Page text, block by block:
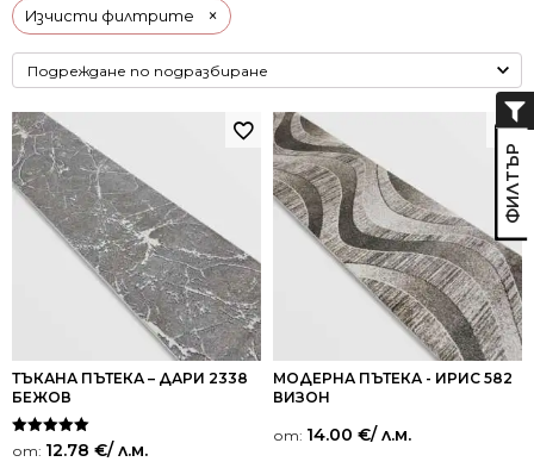
Изчисти филтрите ×
ТЪКАНА ПЪТЕКА – ДАРИ 2338
БЕЖОВ
Оценено на
5.00
от: 12.78 €/ л.м.
МОДЕРНА ПЪТЕКА - ИРИС 582
ВИЗОН
от: 14.00 €/ л.м.